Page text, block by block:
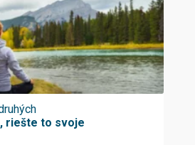
riešte to svoje